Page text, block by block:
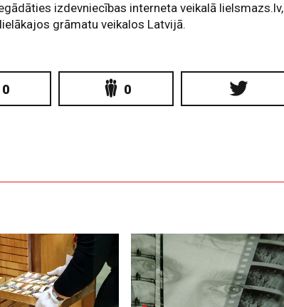
izdevniecības interneta veikalā lielsmazs.lv,
grāmatu veikalos Latvijā.
0 0